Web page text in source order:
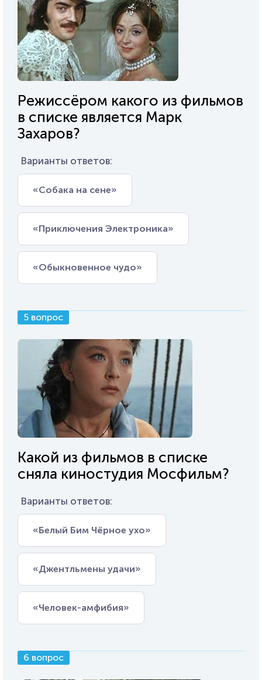
Режиссёром какого из фильмов
в списке является Марк
Захаров?
Варианты ответов:
«Собака на сене»
«Приключения Электроника»
«Обыкновенное чудо»
5 вопрос
Какой из фильмов в списке
сняла киностудия Мосфильм?
Варианты ответов:
«Белый Бим Чёрное ухо»
«Джентльмены удачи»
«Человек-амфибия»
6 вопрос